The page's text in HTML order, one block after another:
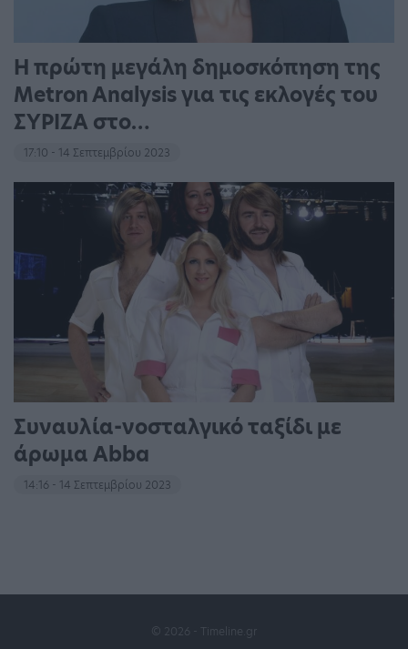
Η πρώτη μεγάλη δημοσκόπηση της
Metron Analysis για τις εκλογές του
ΣΥΡΙΖΑ στο…
17:10 - 14 Σεπτεμβρίου 2023
Συναυλία-νοσταλγικό ταξίδι με
άρωμα Abba
14:16 - 14 Σεπτεμβρίου 2023
© 2026 - Timeline.gr